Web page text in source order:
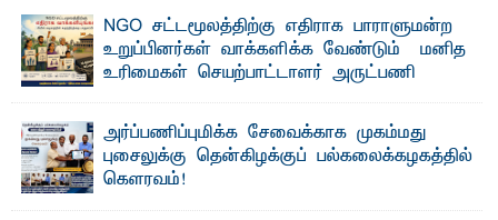
பேராசிரியர் எம். எம். பாஸில்
தெ ன்கிழக்குப் பல்கலைக்கழகத்தின் கலை மற்றும் கலாசார
பீடத்தின் புவியியல் துறையினால் ...
NGO சட்டமூலத்திற்கு எதிராக பாராளுமன்ற
உறுப்பினர்கள் வாக்களிக்க வேண்டும் – மனித
உரிமைகள் செயற்பாட்டாளர் அருட்பணி
ஜே. எப். காமிலா பேகம்- இ லங்கை அரசாங்கம் அரசுசாரா
அமைப்புகள் (NGO) தொடர்பான புதிய சட்டமூலத்தை ...
அர்ப்பணிப்புமிக்க சேவைக்காக முகம்மது
புசைலுக்கு தென்கிழக்குப் பல்கலைக்கழகத்தில்
கௌரவம்!